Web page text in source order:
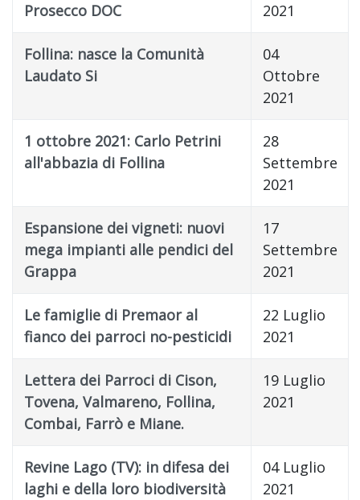
Prosecco DOC
2021
Follina: nasce la Comunità
Laudato Si
04
Ottobre
2021
1 ottobre 2021: Carlo Petrini
all'abbazia di Follina
28
Settembre
2021
Espansione dei vigneti: nuovi
mega impianti alle pendici del
Grappa
17
Settembre
2021
Le famiglie di Premaor al
fianco dei parroci no-pesticidi
22 Luglio
2021
Lettera dei Parroci di Cison,
Tovena, Valmareno, Follina,
Combai, Farrò e Miane.
19 Luglio
2021
Revine Lago (TV): in difesa dei
laghi e della loro biodiversità
04 Luglio
2021